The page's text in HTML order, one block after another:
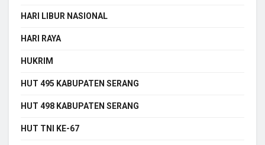
HARI LIBUR NASIONAL
HARI RAYA
HUKRIM
HUT 495 KABUPATEN SERANG
HUT 498 KABUPATEN SERANG
HUT TNI KE-67